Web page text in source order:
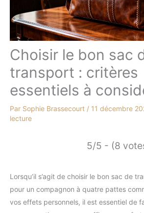
Choisir le bon sac
transport : critères
essentiels à
Par Sophie Brassecourt / 11 décembre
lecture
5/5 - (8
Lorsqu’il s’agit de choisir le bon sac de
pour un compagnon à quatre pattes
vos effets personnels, il est essentiel de